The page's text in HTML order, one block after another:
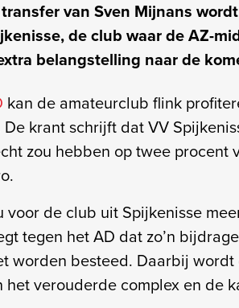
van Sven Mijnans
de club waar de AZ-
belangstelling naar de
kan de amateurclub flink
krant schrijft dat VV
zou hebben op twee procent
voor de club uit Spijkenisse
tegen het AD dat zo’n
worden besteed. Daarbij
het verouderde complex en de